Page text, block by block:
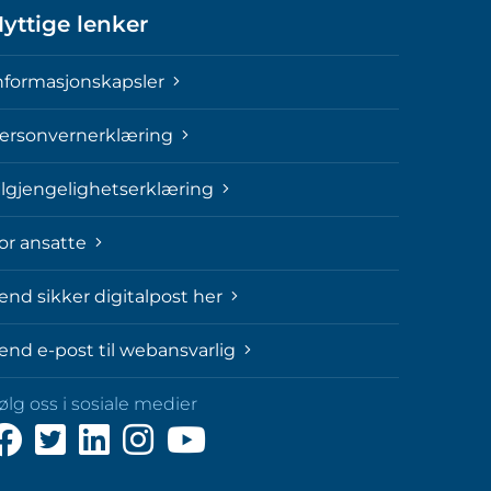
lenker
ansatte
sikker digitalpost her
e-post til webansvarlig
oss i sosiale medier
Følg
oss
Følg
oss
Følg
oss
Følg
oss